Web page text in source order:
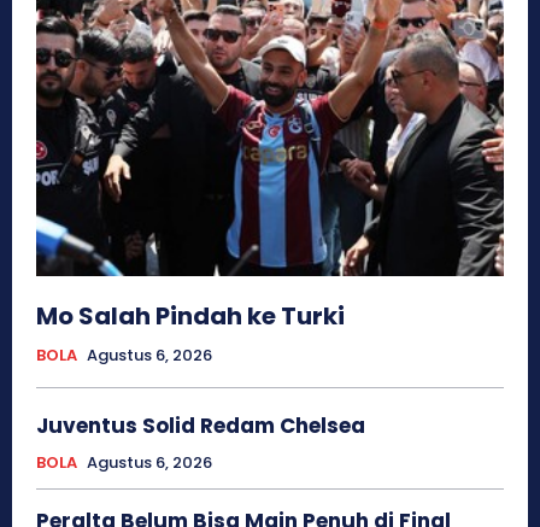
Mo Salah Pindah ke Turki
BOLA Agustus 6, 2026
Juventus Solid Redam Chelsea
BOLA Agustus 6, 2026
Peralta Belum Bisa Main Penuh di Final